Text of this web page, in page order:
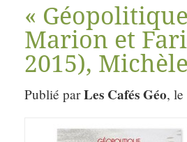
«
Marion et
2015),
Publié parLes Cafés Géo,